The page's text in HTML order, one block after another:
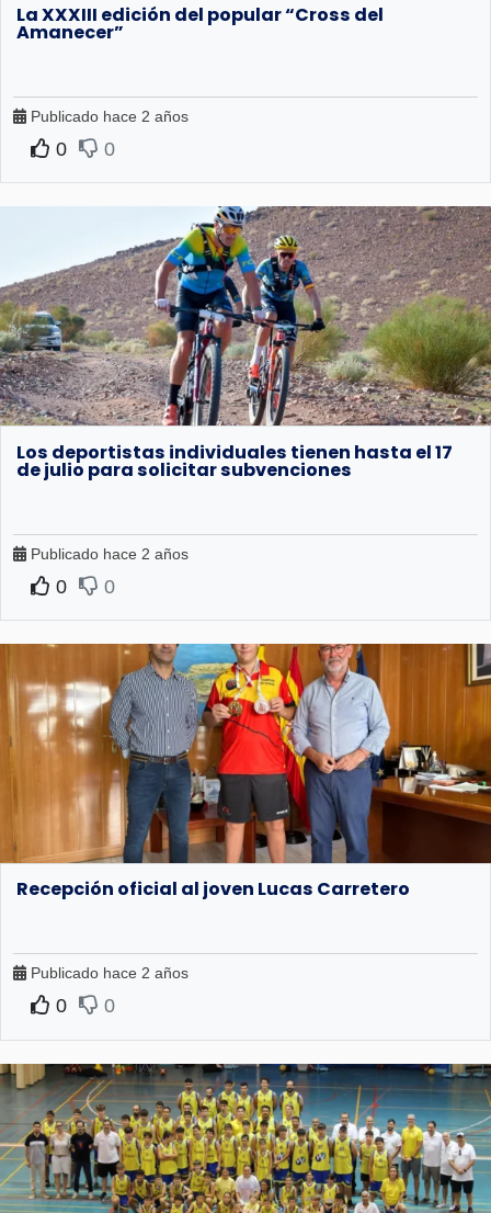
La XXXIII edición del popular “Cross del
Amanecer”
Publicado hace 2 años
0 0
Los deportistas individuales tienen hasta el 17
de julio para solicitar subvenciones
Publicado hace 2 años
0 0
Recepción oficial al joven Lucas Carretero
Publicado hace 2 años
0 0